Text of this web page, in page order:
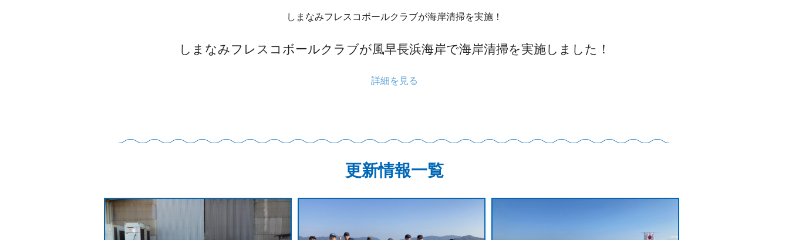
しまなみフレスコボールクラブが海岸清掃を実施！
しまなみフレスコボールクラブが風早長浜海岸で海岸清掃を実施しました！
詳細を見る
更新情報一覧